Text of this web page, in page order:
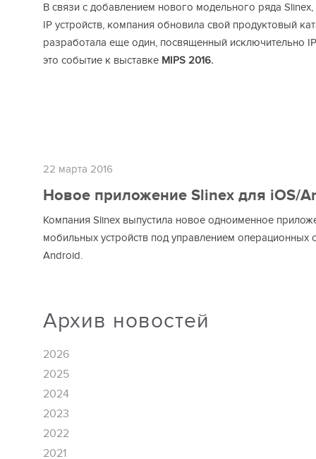
В связи с добавлением нового модельного ряда
IP устройств, компания обновила свой продуктовый
разработала еще один, посвященный исключительно
это событие к выставке MIPS 2016.
22 марта 2016
Новое приложение Slinex для iOS/
Компания Slinex выпустила новое одноименное
мобильных устройств под управлением операционных
Android.
Архив новостей
2026
2025
2024
2023
2022
2021